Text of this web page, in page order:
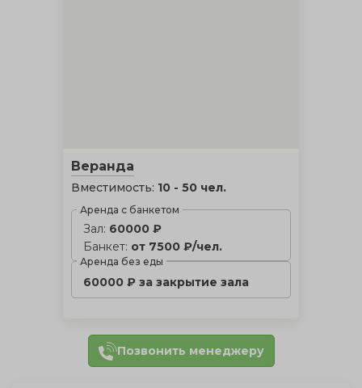
Веранда
Вместимость: 10 - 50 чел.
Аренда с банкетом
Зал: 60000 ₽
Банкет: от 7500 ₽/чел.
Аренда без еды
60000 ₽ за закрытие зала
Позвонить менеджеру